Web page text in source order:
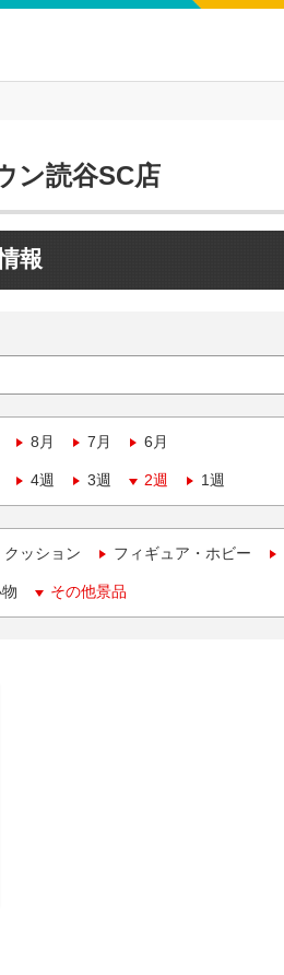
ン読谷SC店
報
8月 7月 6月
4週 3週 2週 1週
ッション フィギュア・ホビー
その他景品